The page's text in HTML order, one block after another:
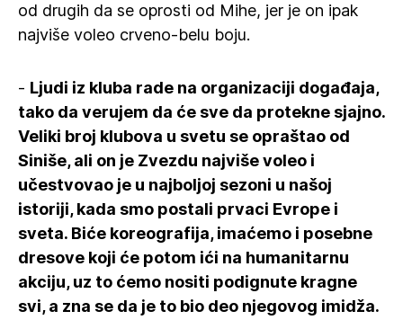
od drugih da se oprosti od Mihe, jer je on ipak
najviše voleo crveno-belu boju.
- Ljudi iz kluba rade na organizaciji događaja,
tako da verujem da će sve da protekne sjajno.
Veliki broj klubova u svetu se opraštao od
Siniše, ali on je Zvezdu najviše voleo i
učestvovao je u najboljoj sezoni u našoj
istoriji, kada smo postali prvaci Evrope i
sveta. Biće koreografija, imaćemo i posebne
dresove koji će potom ići na humanitarnu
akciju, uz to ćemo nositi podignute kragne
svi, a zna se da je to bio deo njegovog imidža.